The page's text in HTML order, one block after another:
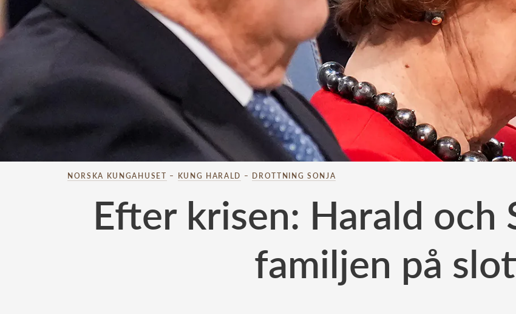
NORSKA KUNGAHUSET – KUNG HARALD – DROTTNING SONJA
Efter krisen: Harald och
familjen på